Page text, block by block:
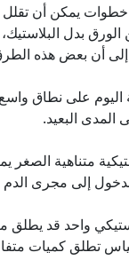
خطوات يمكن أن
الورق بدل
أن بعض هذه
اليوم على نطاق
المدى البعيد.
متناهية الصغر
إلى مجرى الدم
واحد قد يطلق
تطلق كميات